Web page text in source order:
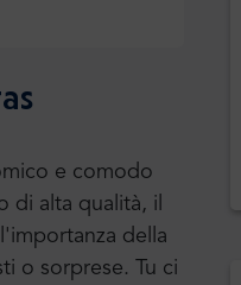
e comodo
di alta qualità, il
della
o sorprese. Tu ci